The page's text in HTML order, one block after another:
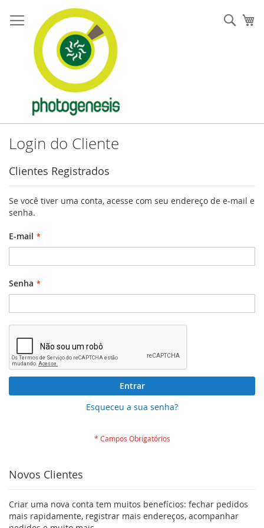
para
o
conteúdo
Login do Cliente
Clientes Registrados
Se você tiver uma conta, acesse com seu endereço de e-mail e
senha.
E-mail
Senha
Entrar
Esqueceu a sua senha?
Novos Clientes
Criar uma nova conta tem muitos benefícios: fechar pedidos
mais rapidamente, registrar mais endereços, acompanhar